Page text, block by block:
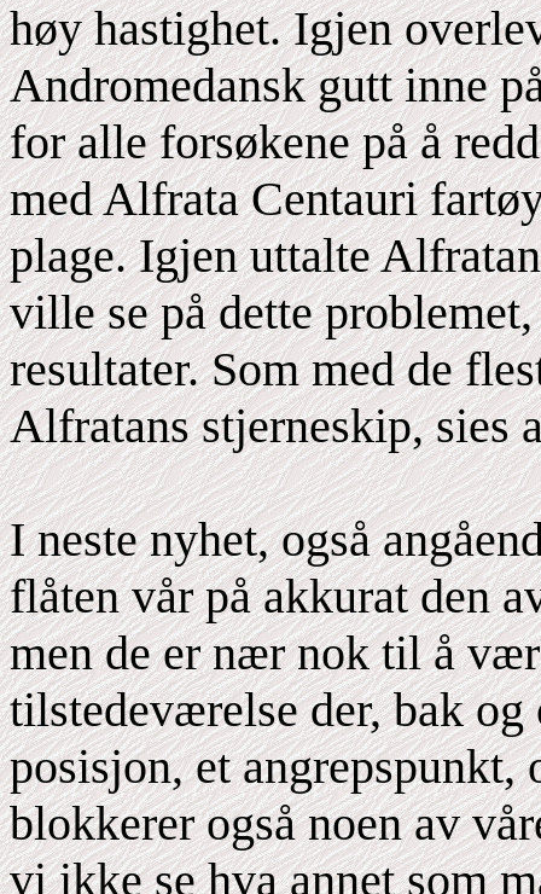
høy hastighet. Igjen
Andromedansk gutt inne
for alle forsøkene på å
med Alfrata Centauri
plage. Igjen uttalte
ville se på dette
resultater. Som med de
Alfratans stjerneskip, sies
I neste nyhet, også
flåten vår på akkurat den
men de er nær nok til å
tilstedeværelse der, bak
posisjon, et angrepspunkt,
blokkerer også noen av
vi ikke se hva annet som